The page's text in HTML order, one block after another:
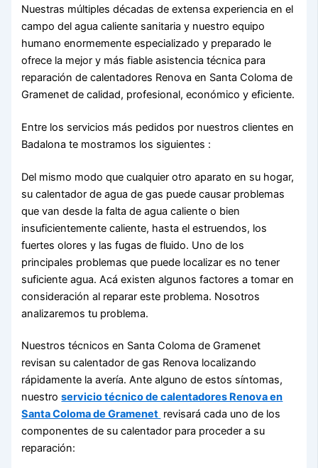
Nuestras múltiples décadas de extensa experiencia en el
campo del agua caliente sanitaria y nuestro equipo
humano enormemente especializado y preparado le
ofrece la mejor y más fiable asistencia técnica para
reparación de calentadores Renova en Santa Coloma de
Gramenet de calidad, profesional, económico y eficiente.
Entre los servicios más pedidos por nuestros clientes en
Badalona te mostramos los siguientes :
Del mismo modo que cualquier otro aparato en su hogar,
su calentador de agua de gas puede causar problemas
que van desde la falta de agua caliente o bien
insuficientemente caliente, hasta el estruendos, los
fuertes olores y las fugas de fluido. Uno de los
principales problemas que puede localizar es no tener
suficiente agua. Acá existen algunos factores a tomar en
consideración al reparar este problema. Nosotros
analizaremos tu problema.
Nuestros técnicos en Santa Coloma de Gramenet
revisan su calentador de gas Renova localizando
rápidamente la avería. Ante alguno de estos síntomas,
nuestroservicio técnico de calentadores Renova en
Santa Coloma de Gramenet revisará cada uno de los
componentes de su calentador para proceder a su
reparación: